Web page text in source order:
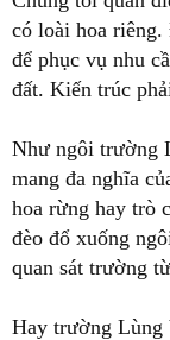
có loài hoa
để phục vụ nhu
đất. Kiến trúc
Như ngôi trường
mang đa nghĩa
hoa rừng hay trò
đèo đổ xuống
quan sát trường
Hay trường Lùng